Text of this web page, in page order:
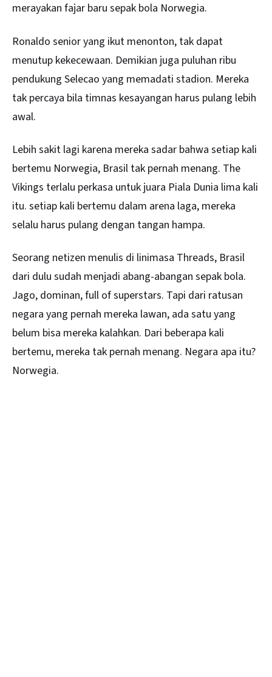
merayakan fajar baru sepak bola Norwegia.
Ronaldo senior yang ikut menonton, tak dapat
menutup kekecewaan. Demikian juga puluhan ribu
pendukung Selecao yang memadati stadion. Mereka
tak percaya bila timnas kesayangan harus pulang lebih
awal.
Lebih sakit lagi karena mereka sadar bahwa setiap kali
bertemu Norwegia, Brasil tak pernah menang. The
Vikings terlalu perkasa untuk juara Piala Dunia lima kali
itu. setiap kali bertemu dalam arena laga, mereka
selalu harus pulang dengan tangan hampa.
Seorang netizen menulis di linimasa Threads, Brasil
dari dulu sudah menjadi abang-abangan sepak bola.
Jago, dominan, full of superstars. Tapi dari ratusan
negara yang pernah mereka lawan, ada satu yang
belum bisa mereka kalahkan. Dari beberapa kali
bertemu, mereka tak pernah menang. Negara apa itu?
Norwegia.